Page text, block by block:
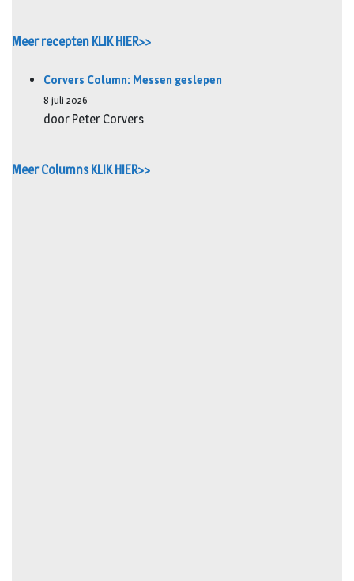
Meer recepten KLIK HIER>>
Corvers Column: Messen geslepen
8 juli 2026
door Peter Corvers
Meer Columns KLIK HIER>>